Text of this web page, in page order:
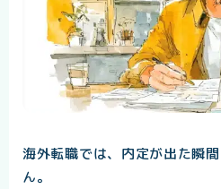
海外転職では、内定が出た瞬
ん。